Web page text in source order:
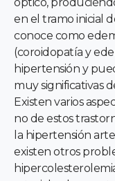
óptico,
en el tramo inicial
conoce como
(coroidopatía y
hipertensión y
muy significativas
Existen varios
no de estos
la hipertensión
existen otros